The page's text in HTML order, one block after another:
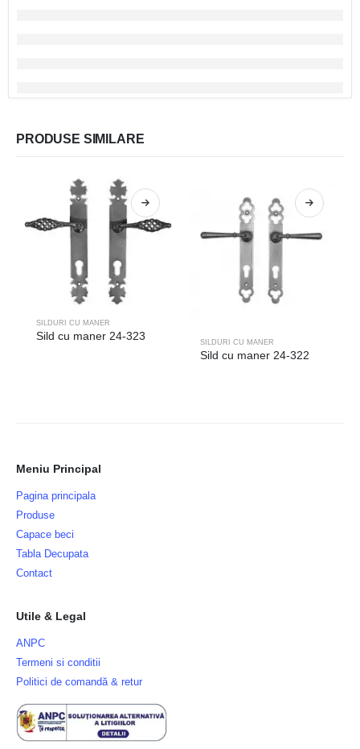
PRODUSE SIMILARE
SILDURI CU MANER
Sild cu maner 24-323 SILDURI CU MANER
Sild cu maner 24-322
Meniu Principal
Pagina principala
Produse
Capace beci
Tabla Decupata
Contact
Utile & Legal
ANPC
Termeni si conditii
Politici de comandă & retur